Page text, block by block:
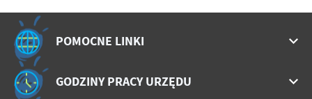
POMOCNE LINKI
GODZINY PRACY URZĘDU